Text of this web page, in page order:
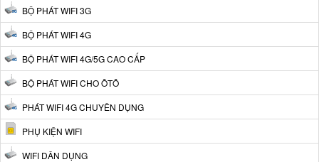
BỘ PHÁT WIFI 3G
BỘ PHÁT WIFI 4G
BỘ PHÁT WIFI 4G/5G CAO CẤP
BỘ PHÁT WIFI CHO ÔTÔ
PHÁT WIFI 4G CHUYÊN DỤNG
PHỤ KIỆN WIFI
WIFI DÂN DỤNG